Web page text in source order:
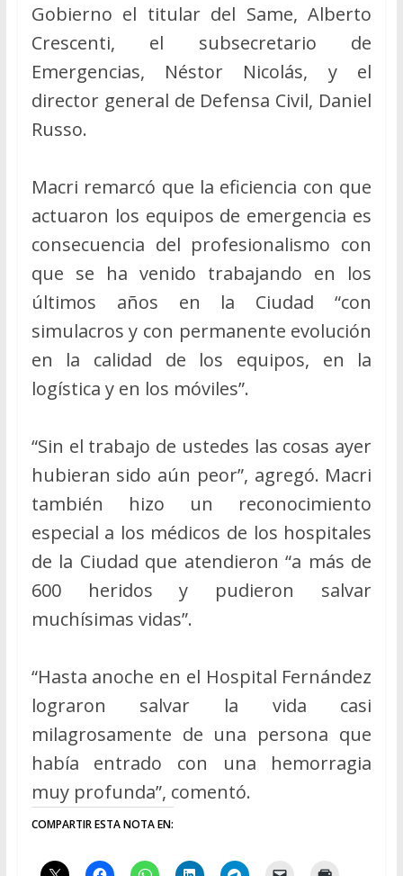
Gobierno el titular del Same, Alberto
Crescenti, el subsecretario de
Emergencias, Néstor Nicolás, y el
director general de Defensa Civil, Daniel
Russo.
Macri remarcó que la eficiencia con que
actuaron los equipos de emergencia es
consecuencia del profesionalismo con
que se ha venido trabajando en los
últimos años en la Ciudad “con
simulacros y con permanente evolución
en la calidad de los equipos, en la
logística y en los móviles”.
“Sin el trabajo de ustedes las cosas ayer
hubieran sido aún peor”, agregó. Macri
también hizo un reconocimiento
especial a los médicos de los hospitales
de la Ciudad que atendieron “a más de
600 heridos y pudieron salvar
muchísimas vidas”.
“Hasta anoche en el Hospital Fernández
lograron salvar la vida casi
milagrosamente de una persona que
había entrado con una hemorragia
muy profunda”, comentó.
COMPARTIR ESTA NOTA EN: